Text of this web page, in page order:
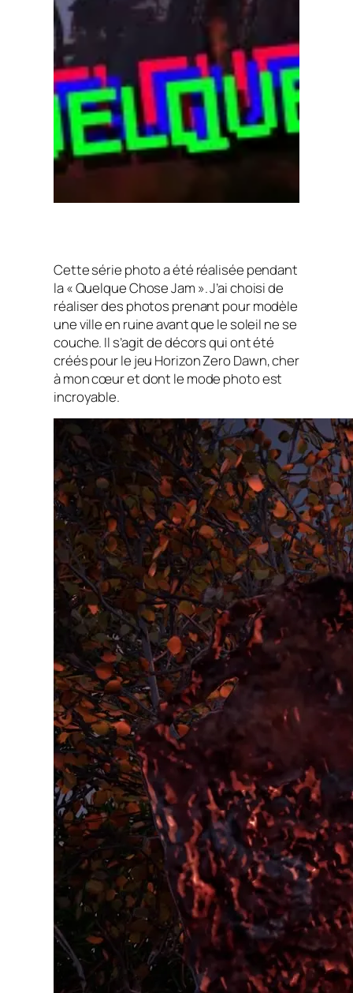
Cette série photo a été réalisée pendant
la « Quelque Chose Jam ». J’ai choisi de
réaliser des photos prenant pour modèle
une ville en ruine avant que le soleil ne se
couche. Il s’agit de décors qui ont été
créés pour le jeu Horizon Zero Dawn,cher
à mon cœur et dont le mode photo est
incroyable.